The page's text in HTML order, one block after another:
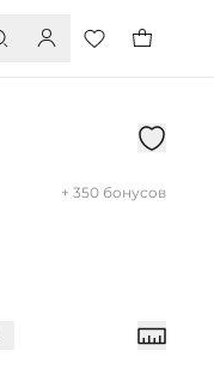
+ 350 бонусов